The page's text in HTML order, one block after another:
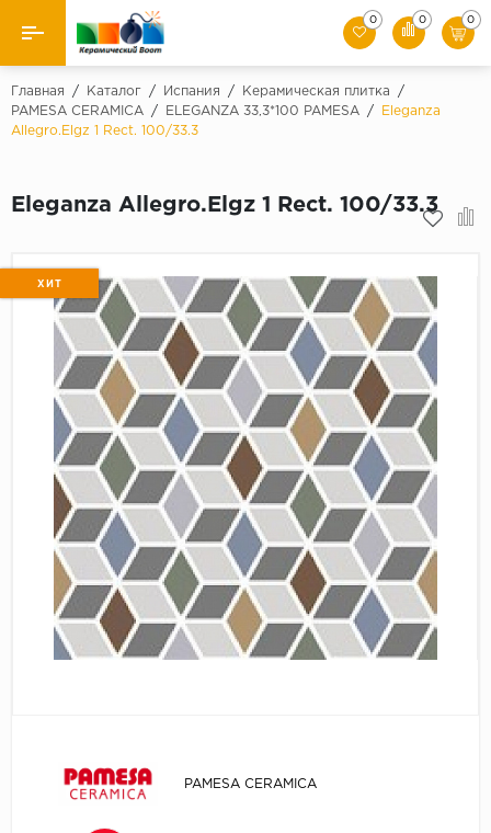
Назад
Производители
Мозаики
Искусственный камень
Клинкер
0 0 0
Главная / Каталог / Испания / Керамическая плитка
/
PAMESA CERAMICA
/ ELEGANZA 33,3*100 PAMESA /
Eleganza
Allegro.Elgz 1 Rect. 100/33.3
Eleganza Allegro.Elgz 1 Rect. 100/33.3
ХИТ
PAMESA CERAMICA